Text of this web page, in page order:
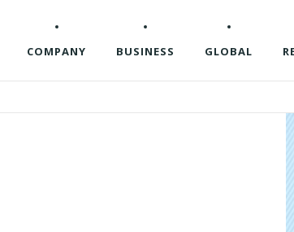
COMPANY BUSINESS GLOBAL